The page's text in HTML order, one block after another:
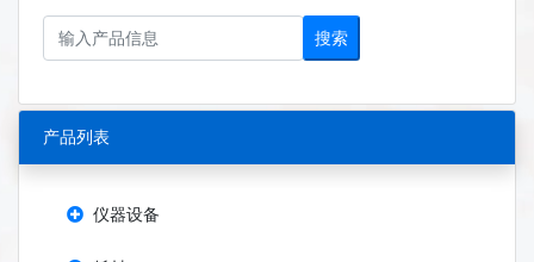
搜索
产品列表
仪器设备